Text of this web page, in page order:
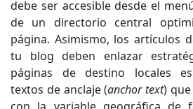
debe ser accesible desde el
de un directorio central
página. Asimismo, los artículos
tu blog deben enlazar
páginas de destino locales
textos de anclaje (anchor text)